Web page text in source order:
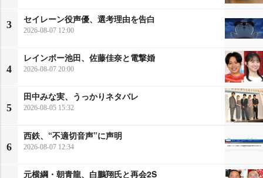
3
セイレーン役声優、選考理由を告白
2026-08-07 12:00
4
レインボー池田、佐藤佳奈と電撃婚
2026-08-07 20:00
5
田中みな実、うっかりネタバレ
2026-08-05 15:32
6
西鉄、“不適切音声”に声明
2026-08-07 12:34
元横綱・朝青龍、白鵬翔氏と再会2S